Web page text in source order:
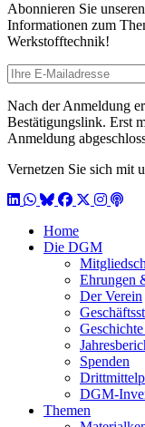
Abonnieren Sie
Informationen zum
Werkstofftechnik!
E-mail
Nach der Anmeldung
Bestätigungslink. Erst
Anmeldung
Vernetzen Sie sich mit
LinkedIn
WhatsApp
BlueSky
Facebook
X / Twitter
Instagram
Home
Die DGM
Ehrungen
Der Verein
Spenden
DGM-
Themen